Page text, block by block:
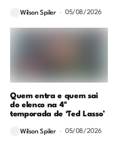
Wilson Spiler 05/08/2026
Quem entra e quem sai
do elenco na 4ª
temporada de ‘Ted Lasso’
Wilson Spiler 05/08/2026